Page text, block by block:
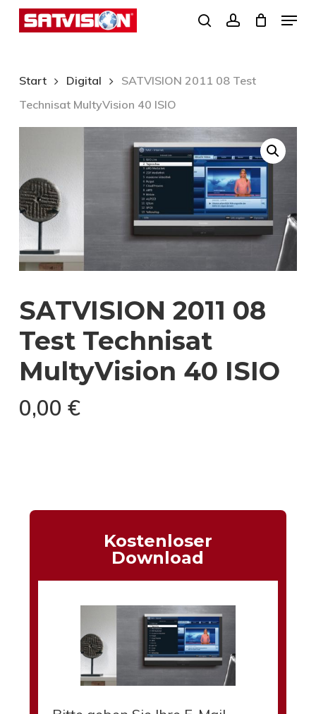
Skip
content
search
Menu
Start Digital
SATVISION 2011 08 Test
Technisat MultyVision 40 ISIO
SATVISION 2011 08
Test Technisat
MultyVision 40 ISIO
0,00 €
Kostenloser
Download